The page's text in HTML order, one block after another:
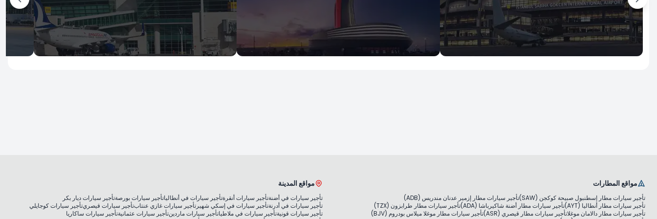
مواقع المطارات
تأجير سيارات مطار إسطنبول صبيحة كوكجن (SAW)
تأجير سيارات مطار إزمير عدنان مندريس (ADB)
تأجير سيارات مطار أنطاليا (AYT)
تأجير سيارات مطار أضنة شاكيرباشا (ADA)
تأجير سيارات مطار طرابزون (TZX)
تأجير سيارات مطار دالامان موغلاتأجير سيارات مطار قيصري (ASR)
تأجير سيارات مطار موغلا ميلاس بودروم (BJV)
مواقع المدينة
تأجير سيارات في أضنةتأجير سيارات أنقرةتأجير سيارات في أنطالياتأجير سيارات بورصةتأجير سيارات ديار بكر
تأجير سيارات في أدرنةتأجير سيارات في إسكي شهيرتأجير سيارات غازي عنتابتأجير سيارات قيصريتأجير سيارات كوجايلي
تأجير سيارات قونيةتأجير سيارات في ملاطياتأجير سيارات ماردينتأجير سيارات عثمانيةتأجير سيارات ساكاريا